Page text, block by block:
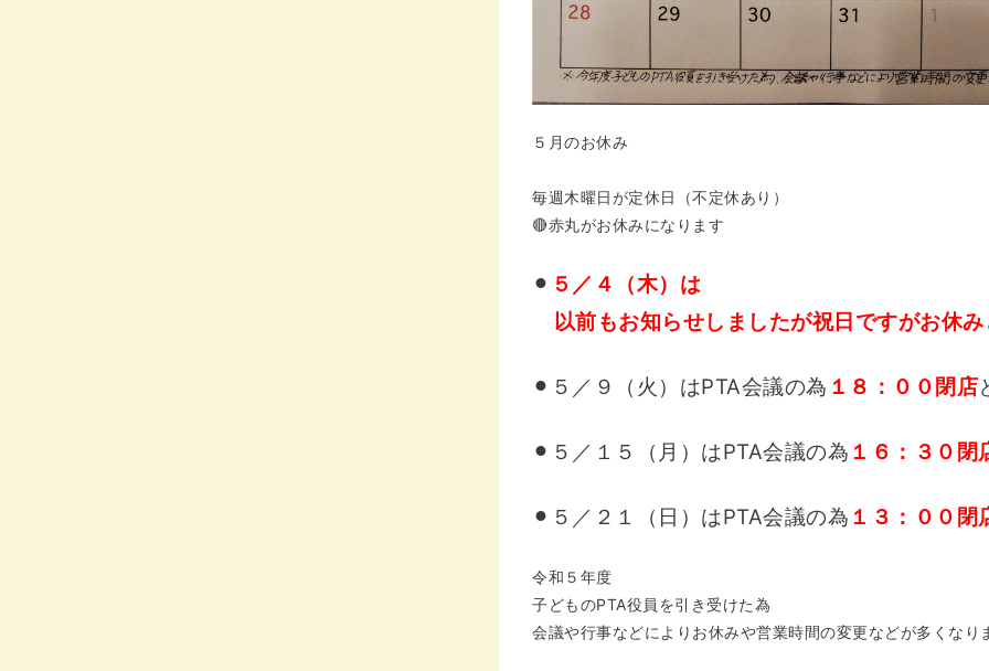
５月のお休み
毎週木曜日が定休日（不定休あり）
🔴赤丸がお休みになります
⚫︎ ５／４（木）は
以前もお知らせしましたが祝日ですがお休
⚫︎５／９（火）はPTA会議の為 １８：００閉店
⚫︎５／１５（月）はPTA会議の為 １６：３０閉
⚫︎５／２１（日）はPTA会議の為 １３：００閉
令和５年度
子どものPTA役員を引き受けた為
会議や行事などによりお休みや営業時間の変更などが多くなり